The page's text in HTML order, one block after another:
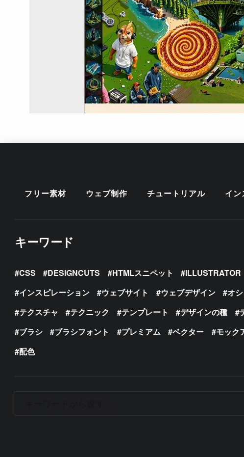
フリー素材 ウェブ制作 チュートリアル イン
キーワード
CSS DESIGNCUTS HTMLスニペット ILLUSTRATOR
インスピレーション
ウェブサイト ウェブデザイン オ
テクスチャ
テクニック テンプレート デザインの種
ブラシ
ブラシフォント プレミアム ベクター モック
配色